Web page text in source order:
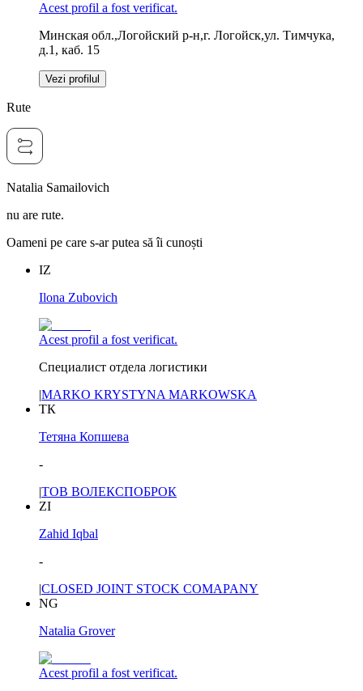
Acest profil a fost verificat.
Минская обл.,Логойский р-н,г. Логойск,ул. Тимчука,
д.1, каб. 15
Vezi profilul
Rute
Natalia Samailovich
nu are rute.
Oameni pe care s-ar putea să îi cunoști
IZ
Ilona Zubovich
Acest profil a fost verificat.
Специалист отдела логистики
|MARKO KRYSTYNA MARKOWSKA
ТК
Тетяна Копшева
-
|ТОВ ВОЛЕКСПОБРОК
ZI
Zahid Iqbal
-
|CLOSED JOINT STOCK COMAPANY
NG
Natalia Grover
Acest profil a fost verificat.